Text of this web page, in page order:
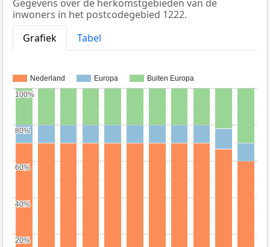
Gegevens over de herkomstgebieden van de
inwoners in het postcodegebied 1222.
Grafiek
Tabel
Nederland Europa Buiten Europa
20%
20%
40%
40%
60%
60%
80%
80%
100%
100%